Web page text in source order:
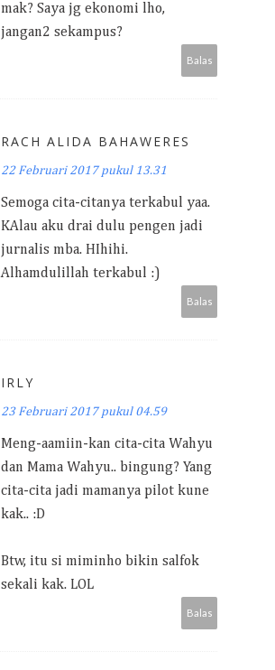
mak? Saya jg ekonomi lho,
jangan2 sekampus?
Balas
RACH ALIDA BAHAWERES
22 Februari 2017 pukul 13.31
Semoga cita-citanya terkabul yaa.
KAlau aku drai dulu pengen jadi
jurnalis mba. HIhihi.
Alhamdulillah terkabul :)
Balas
IRLY
23 Februari 2017 pukul 04.59
Meng-aamiin-kan cita-cita Wahyu
dan Mama Wahyu.. bingung? Yang
cita-cita jadi mamanya pilot kune
kak.. :D
Btw, itu si miminho bikin salfok
sekali kak. LOL
Balas